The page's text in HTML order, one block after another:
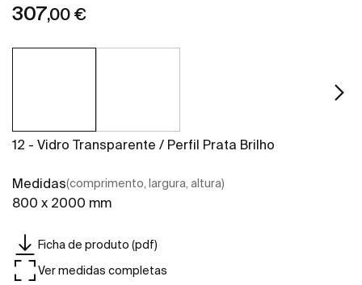
307,00 €
12 - Vidro Transparente / Perfil Prata Brilho
Medidas(comprimento, largura, altura)
800 x 2000 mm
Ficha de produto (pdf)
Ver medidas completas